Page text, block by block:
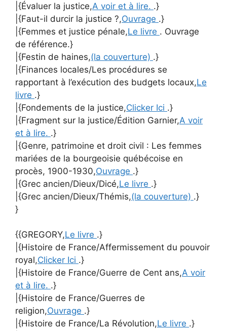
|{Évaluer la justice,A voir et à lire. .}
|{Faut-il durcir la justice ?,Ouvrage .}
|{Femmes et justice pénale,Le livre . Ouvrage
de référence.}
|{Festin de haines,(la couverture) .}
|{Finances locales/Les procédures se
rapportant à l’exécution des budgets locaux,Le
livre .}
|{Fondements de la justice,Clicker Ici .}
|{Fragment sur la justice/Édition Garnier,A voir
et à lire. .}
|{Genre, patrimoine et droit civil : Les femmes
mariées de la bourgeoisie québécoise en
procès, 1900-1930,Ouvrage .}
|{Grec ancien/Dieux/Dicé,Le livre .}
|{Grec ancien/Dieux/Thémis,(la couverture) .}
}
{{GREGORY,Le livre .}
|{Histoire de France/Affermissement du pouvoir
royal,Clicker Ici .}
|{Histoire de France/Guerre de Cent ans,A voir
et à lire. .}
|{Histoire de France/Guerres de
religion,Ouvrage .}
|{Histoire de France/La Révolution,Le livre .}